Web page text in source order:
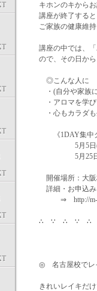
キホンのキから
講座が終了すると
ご家族の健康維
講座の中では、「
ので、その日から
◎こんな人に
・(自分や家族に
・アロマを学び
・心もカラダも
《1DAY集中
5月5日(月・
5月25日(日)
開催場所：大阪
詳細・お申込み
⇒ http://m-
∴ ∵ ∴ ∵ ∴
◎ 名古屋校でレ
きれいレイキだけ